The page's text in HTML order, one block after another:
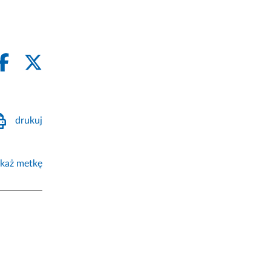
drukuj
metkę